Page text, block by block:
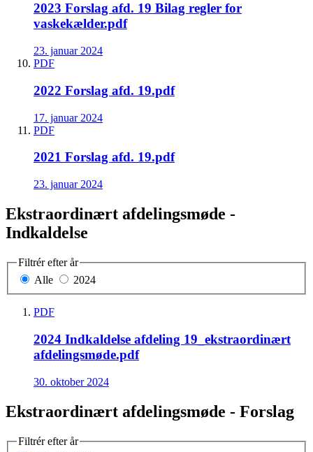
2023 Forslag afd. 19 Bilag regler for
vaskekælder.pdf
23. januar 2024
PDF
2022 Forslag afd. 19.pdf
17. januar 2024
PDF
2021 Forslag afd. 19.pdf
23. januar 2024
Ekstraordinært afdelingsmøde -
Indkaldelse
Filtrér efter år
Alle
2024
PDF
2024 Indkaldelse afdeling 19_ekstraordinært
afdelingsmøde.pdf
30. oktober 2024
Ekstraordinært afdelingsmøde - Forslag
Filtrér efter år